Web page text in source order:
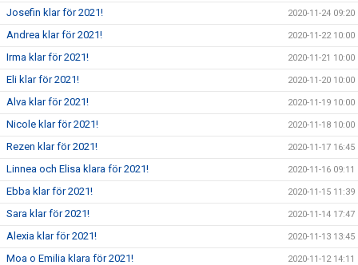
Josefin klar för 2021! 2020-11-24 09:20
Andrea klar för 2021! 2020-11-22 10:00
Irma klar för 2021! 2020-11-21 10:00
Eli klar för 2021! 2020-11-20 10:00
Alva klar för 2021! 2020-11-19 10:00
Nicole klar för 2021! 2020-11-18 10:00
Rezen klar för 2021! 2020-11-17 16:45
Linnea och Elisa klara för 2021! 2020-11-16 09:11
Ebba klar för 2021! 2020-11-15 11:39
Sara klar för 2021! 2020-11-14 17:47
Alexia klar för 2021! 2020-11-13 13:45
Moa o Emilia klara för 2021! 2020-11-12 14:11